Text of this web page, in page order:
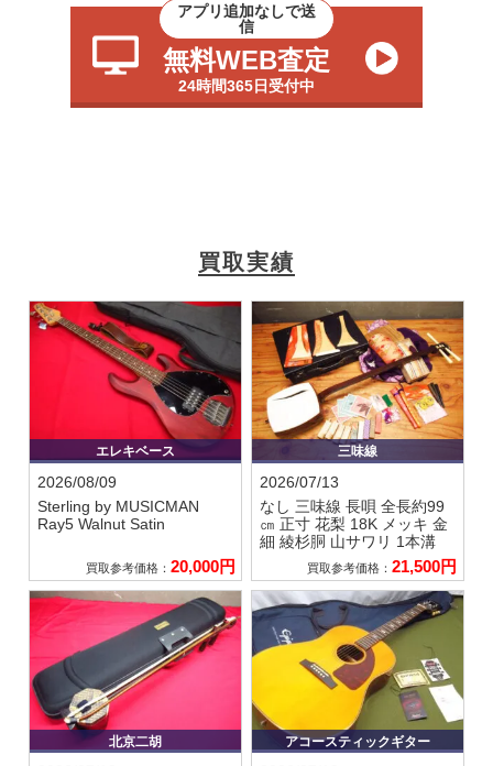
アプリ追加なしで送
信
無料WEB査定
24時間365日受付中
買取実績
エレキベース
2026/08/09
Sterling by MUSICMAN
Ray5 Walnut Satin
買取参考価格： 20,000円
三味線
2026/07/13
なし 三味線 長唄 全長約99
㎝ 正寸 花梨 18K メッキ 金
細 綾杉胴 山サワリ 1本溝
買取参考価格：21,500円
北京二胡 アコースティックギター